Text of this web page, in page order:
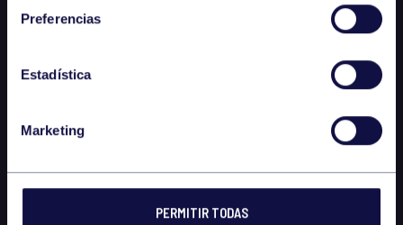
Preferencias
Estadística
Marketing
PERMITIR TODAS